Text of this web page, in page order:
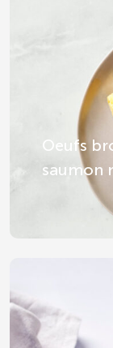
Oeufs
saumon